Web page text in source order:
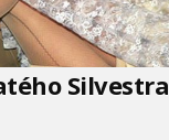
Silvestra